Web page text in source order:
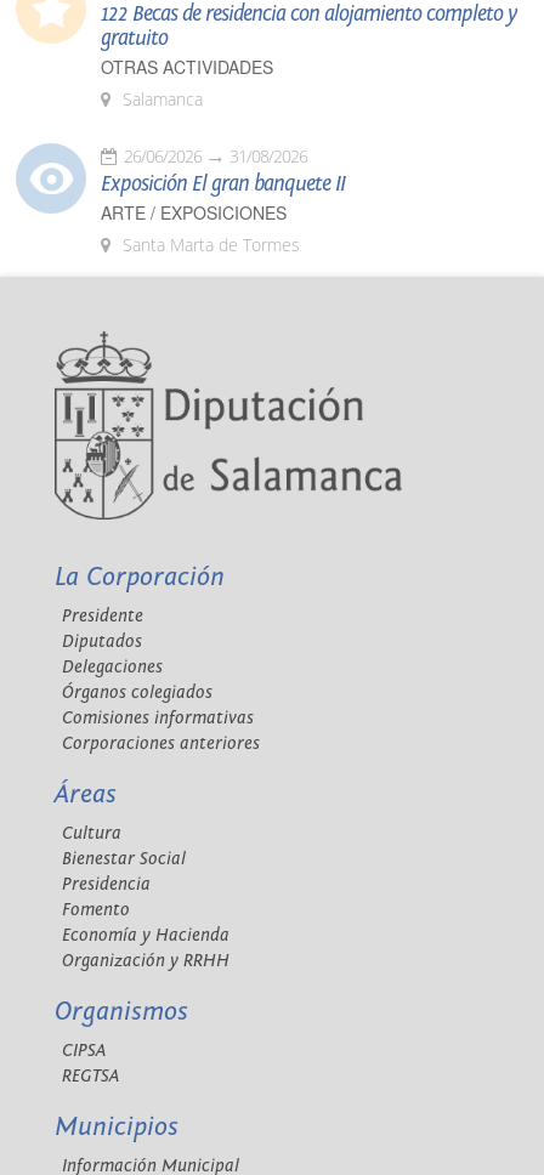
122 Becas de residencia con alojamiento completo y
gratuito
OTRAS ACTIVIDADES
Salamanca
26/06/2026 31/08/2026
Exposición El gran banquete II
ARTE / EXPOSICIONES
Santa Marta de Tormes
La Corporación
Presidente
Diputados
Delegaciones
Órganos colegiados
Comisiones informativas
Corporaciones anteriores
Áreas
Cultura
Bienestar Social
Presidencia
Fomento
Economía y Hacienda
Organización y RRHH
Organismos
CIPSA
REGTSA
Municipios
Información Municipal